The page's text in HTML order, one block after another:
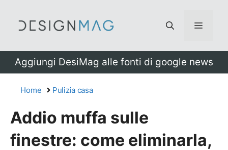
Menu
Aggiungi DesiMag alle fonti di google news
Home Pulizia casa
Addio muffa sulle
finestre: come eliminarla,